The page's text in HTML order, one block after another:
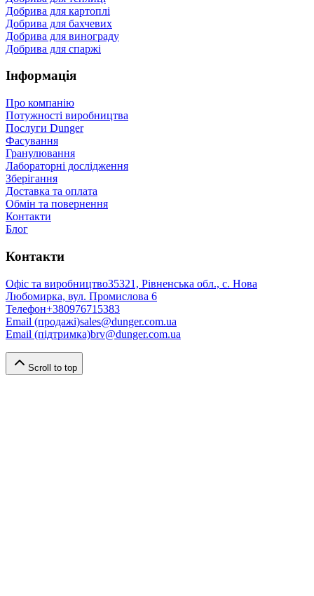
Добрива для картоплі
Добрива для бахчевих
Добрива для винограду
Добрива для спаржі
Інформація
Про компанію
Потужності виробництва
Послуги Dunger
Фасування
Гранулювання
Лабораторні дослідження
Зберігання
Доставка та оплата
Обмін та повернення
Контакти
Блог
Контакти
Офіс та виробництво35321, Рівненська обл., с. Нова
Любомирка, вул. Промислова 6
Телефон+380976715383
Email (продажі)sales@dunger.com.ua
Email (підтримка)brv@dunger.com.ua
Scroll to top